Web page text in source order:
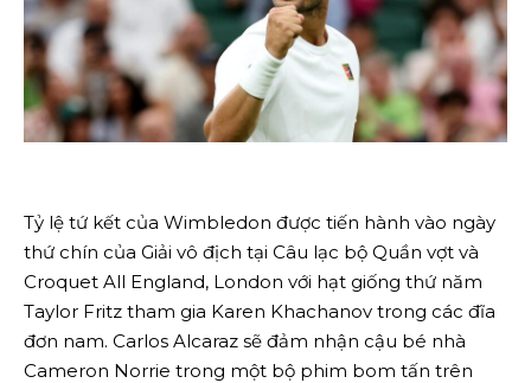
Tỷ lệ tứ kết của Wimbledon được tiến hành vào ngày
thứ chín của Giải vô địch tại Câu lạc bộ Quần vợt và
Croquet All England, London với hạt giống thứ năm
Taylor Fritz tham gia Karen Khachanov trong các đĩa
đơn nam. Carlos Alcaraz sẽ đảm nhận cậu bé nhà
Cameron Norrie trong một bộ phim bom tấn trên